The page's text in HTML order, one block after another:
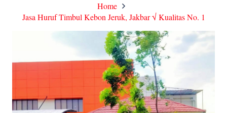
Home
Jasa Huruf Timbul Kebon Jeruk, Jakbar √ Kualitas No. 1